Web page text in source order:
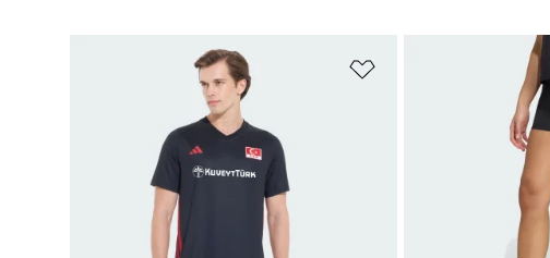
Favori Listesine Ekle